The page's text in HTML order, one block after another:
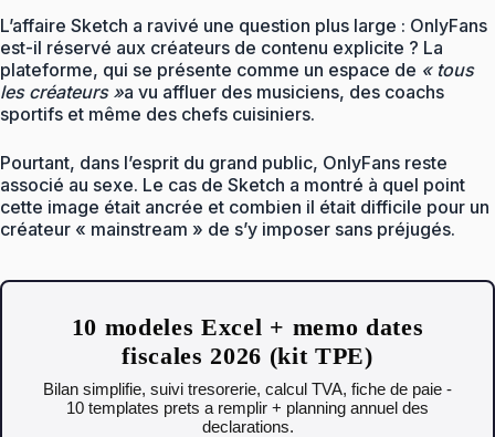
L’affaire Sketch a ravivé une question plus large : OnlyFans
est-il réservé aux créateurs de contenu explicite ? La
plateforme, qui se présente comme un espace de « tous
les créateurs »a vu affluer des musiciens, des coachs
sportifs et même des chefs cuisiniers.
Pourtant, dans l’esprit du grand public, OnlyFans reste
associé au sexe. Le cas de Sketch a montré à quel point
cette image était ancrée et combien il était difficile pour un
créateur « mainstream » de s’y imposer sans préjugés.
10 modeles Excel + memo dates
fiscales 2026 (kit TPE)
Bilan simplifie, suivi tresorerie, calcul TVA, fiche de paie -
10 templates prets a remplir + planning annuel des
declarations.